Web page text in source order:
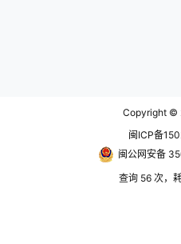
Copyright ©
闽ICP备
闽公网安备
查询 56 次，